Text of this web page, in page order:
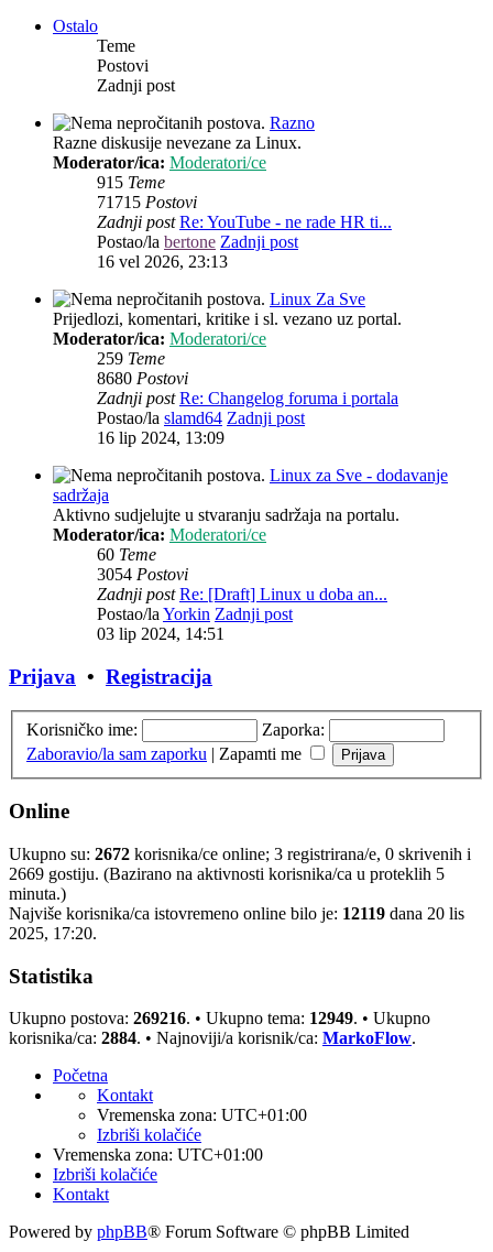
Ostalo
Teme
Postovi
Zadnji post
Razno
Razne diskusije nevezane za Linux.
Moderator/ica: Moderatori/ce
915 Teme
71715 Postovi
Zadnji post Re: YouTube - ne rade HR ti...
Postao/la bertone Zadnji post
16 vel 2026, 23:13
Linux Za Sve
Prijedlozi, komentari, kritike i sl. vezano uz portal.
Moderator/ica: Moderatori/ce
259 Teme
8680 Postovi
Zadnji post Re: Changelog foruma i portala
Postao/la slamd64 Zadnji post
16 lip 2024, 13:09
Linux za Sve - dodavanje
sadržaja
Aktivno sudjelujte u stvaranju sadržaja na portalu.
Moderator/ica: Moderatori/ce
60 Teme
3054 Postovi
Zadnji post Re: [Draft] Linux u doba an...
Postao/laYorkin Zadnji post
03 lip 2024, 14:51
Prijava • Registracija
Korisničko ime:
Zaporka:
Zaboravio/la sam zaporku | Zapamti me
Online
Ukupno su: 2672 korisnika/ce online; 3 registrirana/e, 0 skrivenih i
2669 gostiju. (Bazirano na aktivnosti korisnika/ca u proteklih 5
minuta.)
Najviše korisnika/ca istovremeno online bilo je: 12119 dana 20 lis
2025, 17:20.
Statistika
Ukupno postova: 269216. • Ukupno tema: 12949. • Ukupno
korisnika/ca: 2884. • Najnoviji/a korisnik/ca: MarkoFlow.
Početna
Kontakt
Vremenska zona: UTC+01:00
Izbriši kolačiće
Vremenska zona: UTC+01:00
Izbriši kolačiće
Kontakt
Powered by phpBB® Forum Software © phpBB Limited